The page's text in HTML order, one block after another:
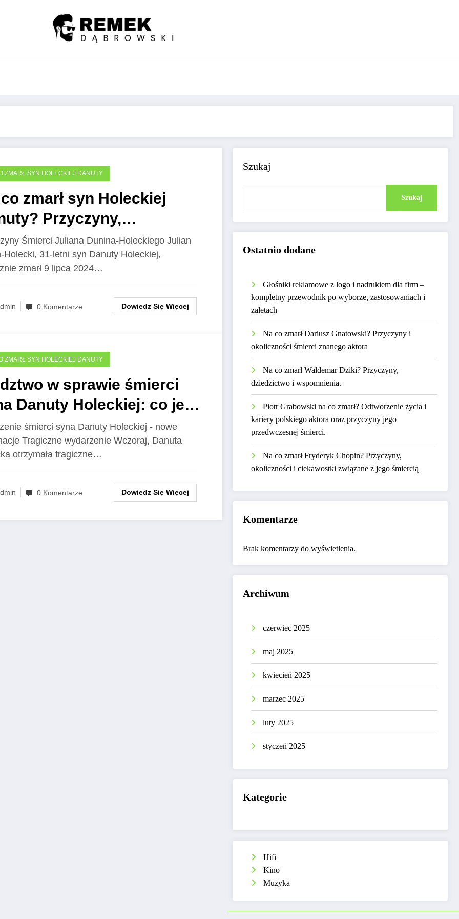
ZMARŁ SYN HOLECKIEJ DANUTY
zmarł syn Holeckiej
Przyczyny,
i wspomnienia
Śmierci Juliana Dunina-Holeckiego Julian
Holecki, 31-letni syn Danuty Holeckiej,
zmarł 9 lipca 2024…
0 Komentarze Dowiedz Się Więcej
ZMARŁ SYN HOLECKIEJ DANUTY
w sprawie śmierci
Danuty Holeckiej: co jest
śmierci syna Danuty Holeckiej - nowe
Tragiczne wydarzenie Wczoraj, Danuta
otrzymała tragiczne…
0 Komentarze Dowiedz Się Więcej
Szukaj
Szukaj
Ostatnio dodane
Głośniki reklamowe z logo i nadrukiem dla firm –
kompletny przewodnik po wyborze, zastosowaniach i
zaletach
Na co zmarł Dariusz Gnatowski? Przyczyny i
okoliczności śmierci znanego aktora
Na co zmarł Waldemar Dziki? Przyczyny,
dziedzictwo i wspomnienia.
Piotr Grabowski na co zmarł? Odtworzenie życia i
kariery polskiego aktora oraz przyczyny jego
przedwczesnej śmierci.
Na co zmarł Fryderyk Chopin? Przyczyny,
okoliczności i ciekawostki związane z jego śmiercią
Komentarze
Brak komentarzy do wyświetlenia.
Archiwum
czerwiec 2025
maj 2025
kwiecień 2025
marzec 2025
luty 2025
styczeń 2025
Kategorie
Hifi
Kino
Muzyka